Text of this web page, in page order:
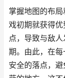
掌握地图的布
戏初期就获得
点，导致与敌
期。由此，在
安全的落点，